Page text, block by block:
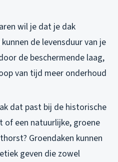
wil je dat je dak
de levensduur van je
de beschermende laag,
van tijd meer onderhoud
dat past bij de historische
of een natuurlijke, groene
Groendaken kunnen
geven die zowel